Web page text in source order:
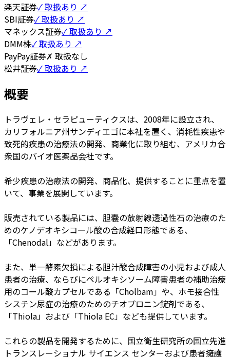
楽天証券✓ 取扱あり ↗
SBI証券✓ 取扱あり ↗
マネックス証券✓ 取扱あり ↗
DMM株✓ 取扱あり ↗
PayPay証券✗ 取扱なし
松井証券✓ 取扱あり ↗
概要
トラヴェレ・セラピューティクスは、2008年に設立され、
カリフォルニア州サンディエゴに本社を置く、消耗性疾患や
致死的疾患の治療法の開発、商業化に取り組む、アメリカ合
衆国のバイオ医薬品会社です。
希少疾患の治療法の開発、商品化、提供することに重点を置
いて、事業を展開しています。
販売されている製品には、胆嚢の放射線透過性石の治療のた
めのケノデオキシコール酸の合成経口形態である、
「Chenodal」などがあります。
また、単一酵素欠損による胆汁酸合成障害の小児および成人
患者の治療、ならびにペルオキシソーム障害患者の補助治療
用のコール酸カプセルである「Cholbam」や、ホモ接合性
シスチン尿症の治療のためのチオプロニン錠剤である、
「Thiola」および「Thiola EC」なども提供しています。
これらの製品を開発するために、国立衛生研究所の国立先進
トランスレーショナル サイエンス センターおよび患者擁護